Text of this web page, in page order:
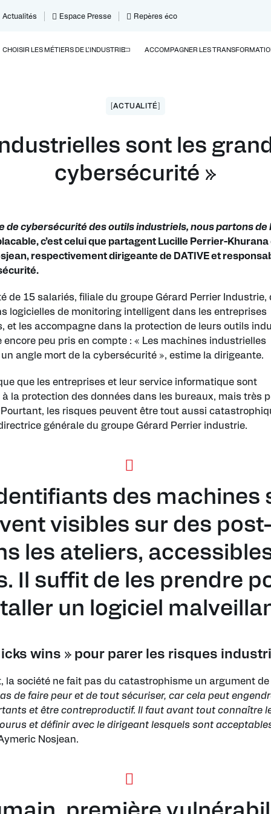
Actualités Espace Presse Repères éco
CHOISIR LES MÉTIERS DE L’INDUSTRIE ACCOMPAGNER LES
[ACTUALITÉ]
sont les
cybersécurité »
de cybersécurité des outils industriels, nous partons de
c’est celui que partagent Lucille Perrier-Khurana
respectivement dirigeante de DATIVE et
de 15 salariés, filiale du groupe Gérard Perrier Industrie,
logicielles de monitoring intelligent dans les entreprises
et les accompagne dans la protection de leurs outils
encore peu pris en compte : « Les machines industrielles
angle mort de la cybersécurité », estime la dirigeante.
que les entreprises et leur service informatique sont
la protection des données dans les bureaux, mais très
les risques peuvent être tout aussi
générale du groupe Gérard Perrier industrie.
des machines
visibles sur des
les ateliers,
Il suffit de les prendre
un logiciel
wins » pour parer les risques
la société ne fait pas du catastrophisme un argument
de faire peur et de tout sécuriser, car cela peut
et être contreproductif. Il faut avant tout connaître
et définir avec le dirigeant lesquels sont
Nosjean.
première